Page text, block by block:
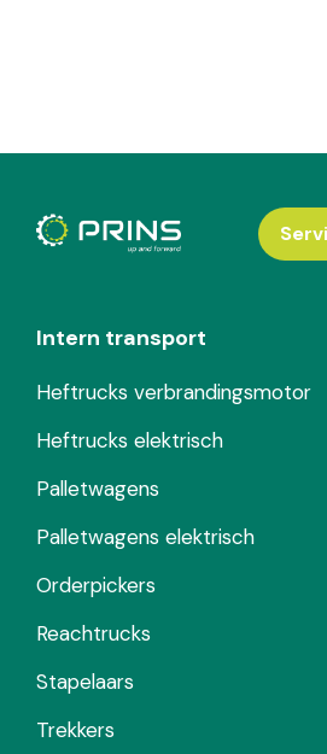
Intern transport
Heftrucks verbrandingsmotor
Heftrucks elektrisch
Palletwagens
Palletwagens elektrisch
Orderpickers
Reachtrucks
Stapelaars
Trekkers